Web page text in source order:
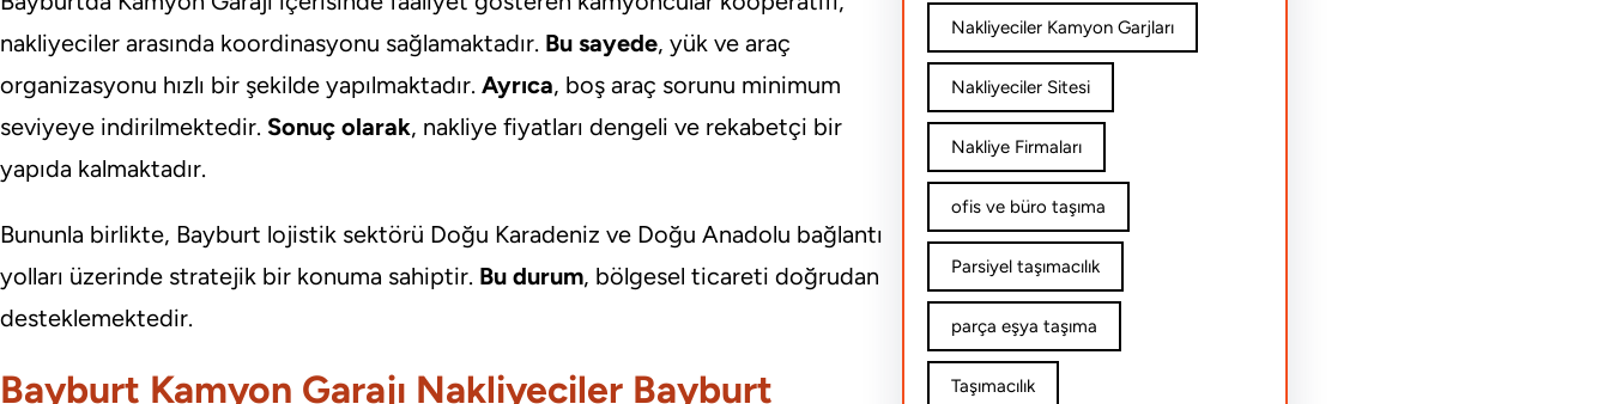
nakliyeciler arasında koordinasyonu sağlamaktadır. Bu sayede, yük ve araç
organizasyonu hızlı bir şekilde yapılmaktadır. Ayrıca, boş araç sorunu minimum
seviyeye indirilmektedir. Sonuç olarak, nakliye fiyatları dengeli ve rekabetçi bir
yapıda kalmaktadır.
Bununla birlikte, Bayburt lojistik sektörü Doğu Karadeniz ve Doğu Anadolu bağlantı
yolları üzerinde stratejik bir konuma sahiptir. Bu durum, bölgesel ticareti doğrudan
desteklemektedir.
Bayburt Kamyon Garajı Nakliyeciler Bayburt
Nakliyeciler Kamyon Garjları
Nakliyeciler Sitesi
Nakliye Firmaları
ofis ve büro taşıma
Parsiyel taşımacılık
parça eşya taşıma
Taşımacılık